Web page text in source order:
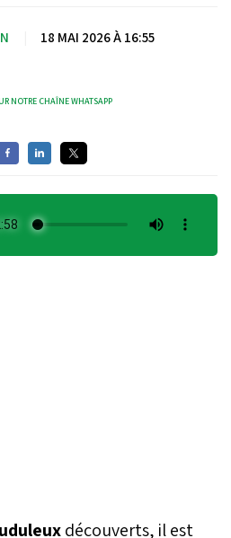
18 MAI 2026 À 16:55
NOTRE CHAÎNE WHATSAPP
découverts, il est